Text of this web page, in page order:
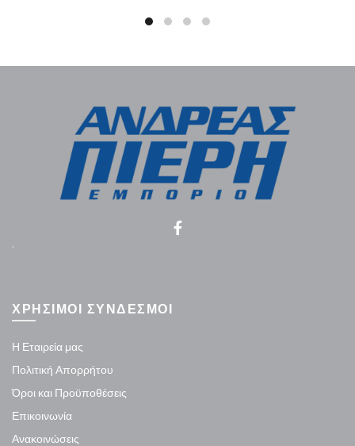
.
ΧΡΗΣΙΜΟΙ ΣΥΝΔΕΣΜΟΙ
Η Εταιρεία μας
Πολιτική Απορρήτου
Όροι και Προϋποθέσεις
Επικοινωνία
Ανακοινώσεις